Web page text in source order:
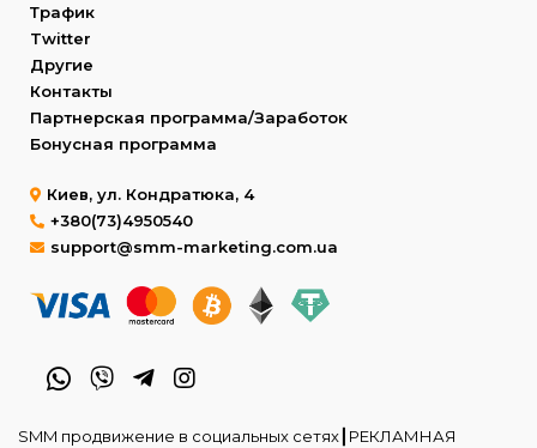
Трафик
Twitter
Другие
Контакты
Партнерская программа/Заработок
Бонусная программа
Киев, ул. Кондратюка, 4
+380(73)4950540
support@smm-marketing.com.ua
SMM продвижение в социальных сетях┃РЕКЛАМНАЯ